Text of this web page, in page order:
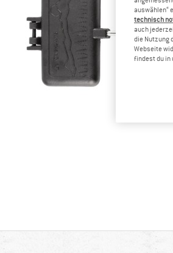
auswählen“
technisch
auch
die Nutzung
Webseite
findest du in